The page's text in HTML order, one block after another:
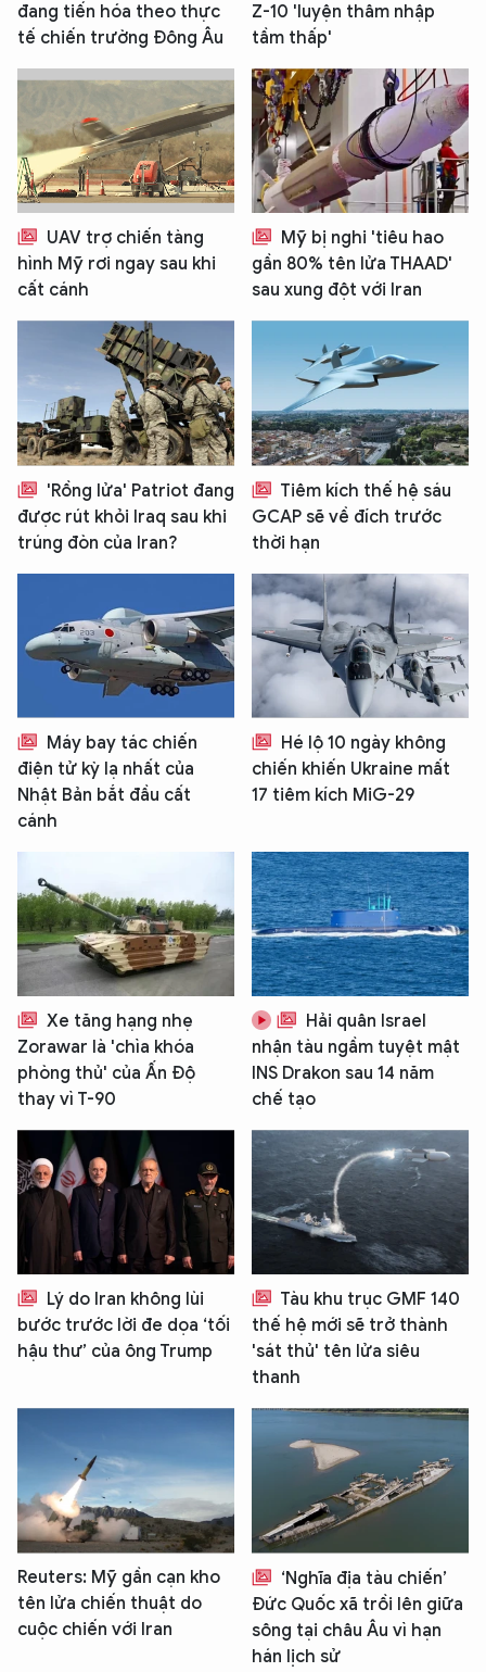
đang tiến hóa theo thực
tế chiến trường Đông Âu
Z-10 'luyện thâm nhập
tầm thấp'
UAV trợ chiến tàng
hình Mỹ rơi ngay sau khi
cất cánh
Mỹ bị nghi 'tiêu hao
gần 80% tên lửa THAAD'
sau xung đột với Iran
'Rồng lửa' Patriot đang
được rút khỏi Iraq sau khi
trúng đòn của Iran?
Tiêm kích thế hệ sáu
GCAP sẽ về đích trước
thời hạn
Máy bay tác chiến
điện tử kỳ lạ nhất của
Nhật Bản bắt đầu cất
cánh
Hé lộ 10 ngày không
chiến khiến Ukraine mất
17 tiêm kích MiG-29
Xe tăng hạng nhẹ
Zorawar là 'chìa khóa
phòng thủ' của Ấn Độ
thay vì T-90
Hải quân Israel
nhận tàu ngầm tuyệt mật
INS Drakon sau 14 năm
chế tạo
Lý do Iran không lùi
bước trước lời đe dọa ‘tối
hậu thư’ của ông Trump
Tàu khu trục GMF 140
thế hệ mới sẽ trở thành
'sát thủ' tên lửa siêu
thanh
Reuters: Mỹ gần cạn kho
tên lửa chiến thuật do
cuộc chiến với Iran
‘Nghĩa địa tàu chiến’
Đức Quốc xã trồi lên giữa
sông tại châu Âu vì hạn
hán lịch sử
XIN CHÀO,
TÔI LÀ CHATBOT CỦA
Hãy hỏi tôi bất kỳ điều gì bạn cần biết về
An Ninh Thủ Đô nhé. Tôi sẵn sàng hỗ trợ!